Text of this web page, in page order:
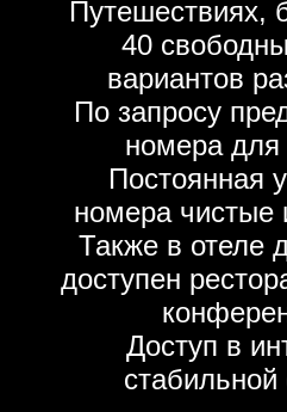
Путешествиях,
40
вариантов
По запросу
номера для
Постоянная
номера чистые
Также в отеле
доступен
Доступ в
стабильной